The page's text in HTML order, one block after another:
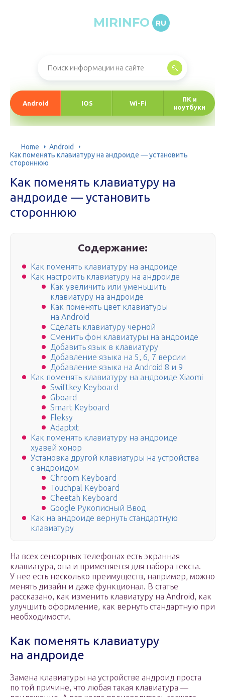
MIRINFO RU
Android IOS Wi-Fi
ПК и
ноутбуки
Home
Android
Как поменять клавиатуру на андроиде — установить
стороннюю
Как поменять клавиатуру на
андроиде — установить
стороннюю
Содержание:
Как поменять клавиатуру на андроиде
Как настроить клавиатуру на андроиде
Как увеличить или уменьшить
клавиатуру на андроиде
Как поменять цвет клавиатуры
на Android
Сделать клавиатуру черной
Сменить фон клавиатуры на андроиде
Добавить язык в клавиатуру
Добавление языка на 5, 6, 7 версии
Добавление языка на Android 8 и 9
Как поменять клавиатуру на андроиде Xiaomi
Swiftkey Keyboard
Gboard
Smart Keyboard
Fleksy
Adaptxt
Как поменять клавиатуру на андроиде
хуавей хонор
Установка другой клавиатуры на устройства
с андроидом
Chroom Keyboard
Touchpal Keyboard
Cheetah Keyboard
Google Рукописный Ввод
Как на андроиде вернуть стандартную
клавиатуру
На всех сенсорных телефонах есть экранная
клавиатура, она и применяется для набора текста.
У нее есть несколько преимуществ, например, можно
менять дизайн и даже функционал. В статье
рассказано, как изменить клавиатуру на Android, как
улучшить оформление, как вернуть стандартную при
необходимости.
Как поменять клавиатуру
на андроиде
Замена клавиатуры на устройстве андроид проста
по той причине, что любая такая клавиатура —